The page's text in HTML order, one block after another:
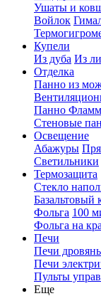
Ушаты и
Войлок
Купели
Из дуба Из
Отделка
Панно из
Панно
Стеновые
Освещение
Абажуры
Светильники
Термозащита
Стекло
Базальтовый
Фольга 100
Фольга на
Печи
Печи
Печи
Пульты
Еще